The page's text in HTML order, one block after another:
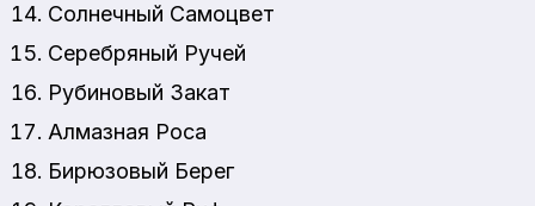
Солнечный Самоцвет
Серебряный Ручей
Рубиновый Закат
Алмазная Роса
Бирюзовый Берег